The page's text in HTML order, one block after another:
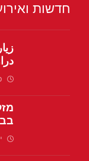
חדשות